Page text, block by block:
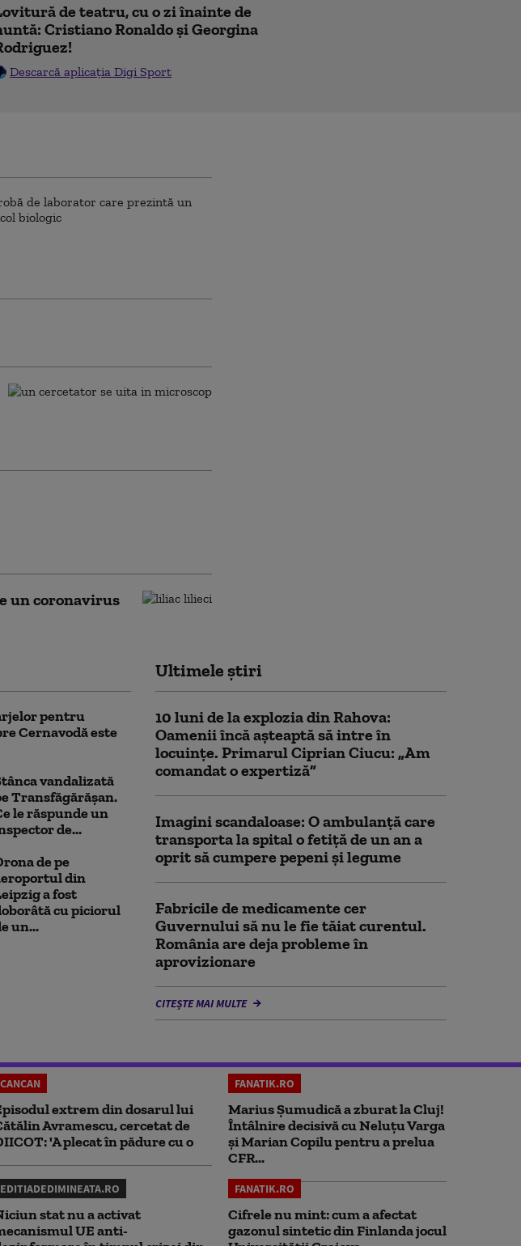
de teatru, cu o zi înainte de
Cristiano Ronaldo și Georgina
Descarcă aplicația Digi Sport
un coronavirus
pentru
Cernavodă este
vandalizată
Transfăgărășan.
le răspunde un
de...
de pe
din
a fost
cu piciorul
un...
Ultimele știri
10 luni de la explozia din Rahova:
Oamenii încă așteaptă să intre în
locuințe. Primarul Ciprian Ciucu: „Am
comandat o expertiză”
Imagini scandaloase: O ambulanță care
transporta la spital o fetiță de un an a
oprit să cumpere pepeni și legume
Fabricile de medicamente cer
Guvernului să nu le fie tăiat curentul.
România are deja probleme în
aprovizionare
CITEȘTE MAI MULTE
CANCAN
extrem din dosarul lui
Avramescu, cercetat de
'A plecat în pădure cu o
FANATIK.RO
Marius Şumudică a zburat la Cluj!
Întâlnire decisivă cu Neluţu Varga
şi Marian Copilu pentru a prelua
CFR...
EDITIADEDIMINEATA.RO
stat nu a activat
UE anti-
FANATIK.RO
Cifrele nu mint: cum a afectat
gazonul sintetic din Finlanda jocul